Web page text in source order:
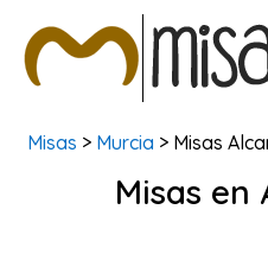
BUSCAR MISAS
Misas > Murcia > Misas
Misas en